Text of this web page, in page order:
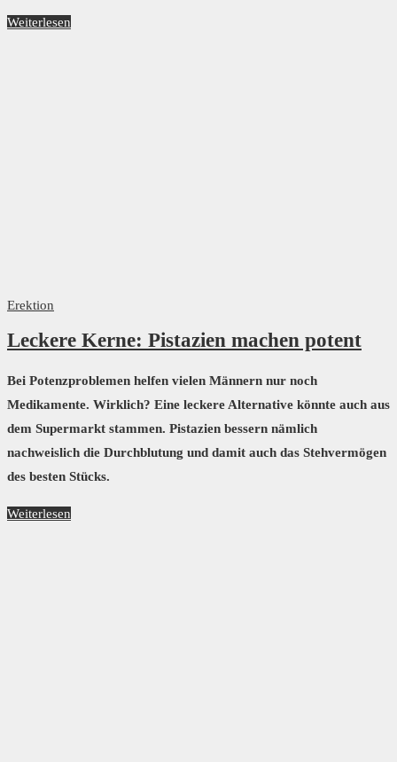
Weiterlesen
Erektion
Leckere Kerne: Pistazien machen potent
Bei Potenzproblemen helfen vielen Männern nur noch
Medikamente. Wirklich? Eine leckere Alternative könnte auch aus
dem Supermarkt stammen. Pistazien bessern nämlich
nachweislich die Durchblutung und damit auch das Stehvermögen
des besten Stücks.
Weiterlesen